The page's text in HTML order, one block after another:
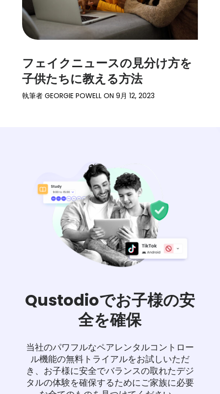
フェイクニュースの見分け方を
子供たちに教える方法
執筆者 GEORGIE POWELLON 9月 12, 2023
Qustodioでお子様の安
全を確保
当社のパワフルなペアレンタルコントロー
ル機能の無料トライアルをお試しいただ
き、お子様に安全でバランスの取れたデジ
タルの体験を確保するためにご家族に必要